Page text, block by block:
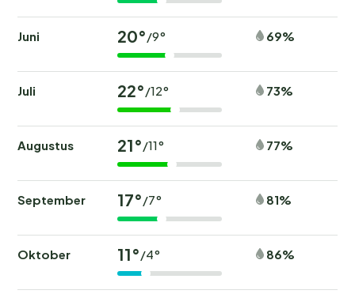
Juni 20°/9° 69%
Juli 22°/12° 73%
Augustus 21°/11° 77%
September 17°/7° 81%
Oktober 11°/4° 86%